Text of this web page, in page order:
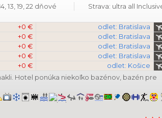
13, 19, 22 dňové
Strava: ultra all
+0 €
odlet: Bratislava
+0 €
odlet: Bratislava
+0 €
odlet: Bratislava
+0 €
odlet: Bratislava
+0 €
odlet: Košice
Hotel ponúka niekoľko bazénov, bazén pre